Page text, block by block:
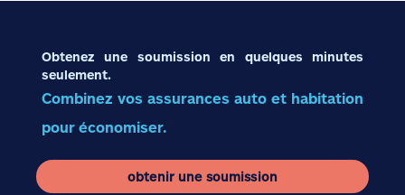
Obtenez une soumission en quelques minutes
seulement.
Combinez vos assurances auto et habitation
pour économiser.
obtenir une soumission